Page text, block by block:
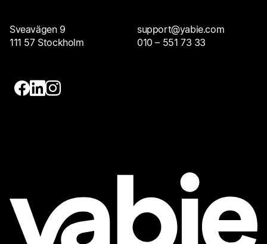
Sveavägen 9
111 57 Stockholm
support@yabie.com
010 – 551 73 33